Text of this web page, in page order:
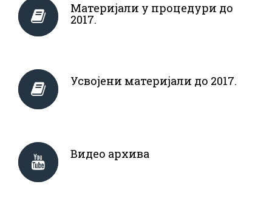
Материјали у процедури до
2017.
Усвојени материјали до 2017.
Видео архива